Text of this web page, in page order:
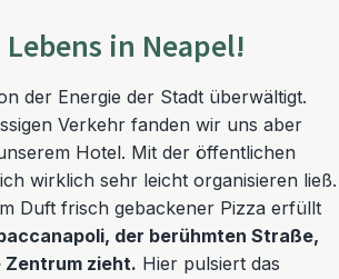
Lebens in Neapel!
der Energie der Stadt überwältigt.
Verkehr fanden wir uns aber
Hotel. Mit der öffentlichen
wirklich sehr leicht organisieren ließ.
Duft frisch gebackener Pizza erfüllt
der berühmten Straße,
zieht. Hier pulsiert das